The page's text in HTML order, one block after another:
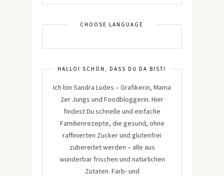
CHOOSE LANGUAGE
HALLO! SCHÖN, DASS DU DA BIST!
Ich bin Sandra Ludes – Grafikerin, Mama
2er Jungs und Foodbloggerin. Hier
findest Du schnelle und einfache
Familienrezepte, die gesund, ohne
raffinierten Zucker und glutenfrei
zubereitet werden – alle aus
wunderbar frischen und natürlichen
Zutaten. Farb- und